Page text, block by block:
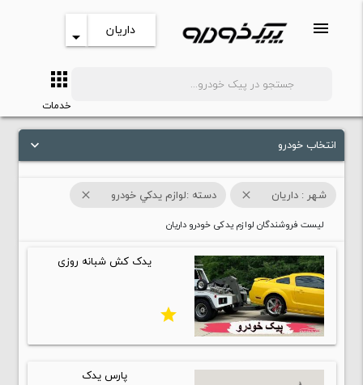
menu داریان arrow_drop_down
apps
خدمات
keyboard_arrow_down انتخاب خودرو
شهر : داریان close دسته :لوازم يدکي خودرو close
لیست فروشندگان لوازم یدکی خودرو داریان
یدک کش شبانه روزی
star
پارس يدک